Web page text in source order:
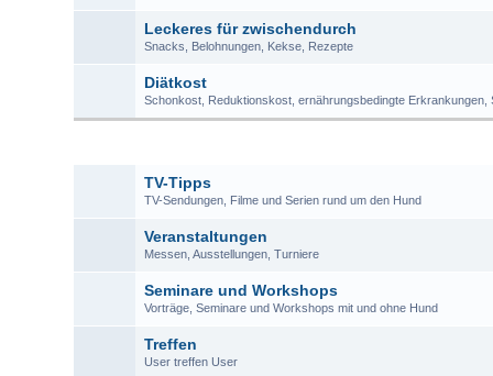
Leckeres für zwischendurch
Snacks, Belohnungen, Kekse, Rezepte
Diätkost
Schonkost, Reduktionskost, ernährungsbedingte Erkrankungen,
TV-Tipps
TV-Sendungen, Filme und Serien rund um den Hund
Veranstaltungen
Messen, Ausstellungen, Turniere
Seminare und Workshops
Vorträge, Seminare und Workshops mit und ohne Hund
Treffen
User treffen User